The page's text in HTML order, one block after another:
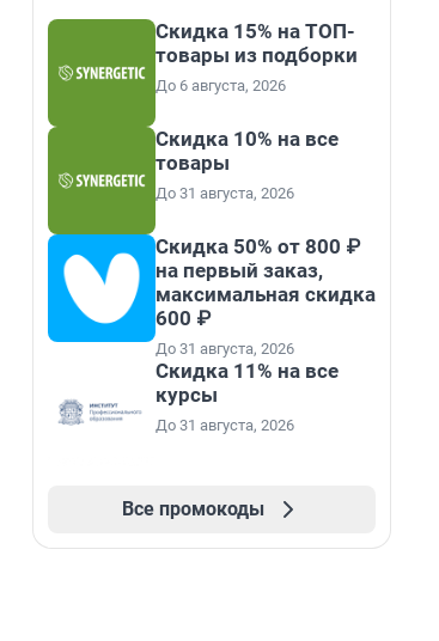
Скидка 15% на ТОП-
товары из подборки
До 6 августа, 2026
Скидка 10% на все
товары
До 31 августа, 2026
Скидка 50% от 800 ₽
на первый заказ,
максимальная скидка
600 ₽
До 31 августа, 2026
Скидка 11% на все
курсы
До 31 августа, 2026
Все промокоды